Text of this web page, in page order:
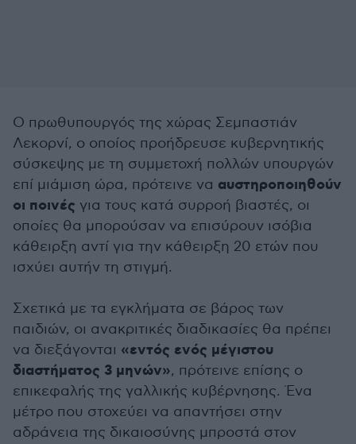
Ο πρωθυπουργός της χώρας Σεμπαστιάν
Λεκορνί, ο οποίος προήδρευσε κυβερνητικής
σύσκεψης με τη συμμετοχή πολλών υπουργών
επί μιάμιση ώρα, πρότεινε να αυστηροποιηθούν
οι ποινές για τους κατά συρροή βιαστές, οι
οποίες θα μπορούσαν να επισύρουν ισόβια
κάθειρξη αντί για την κάθειρξη 20 ετών που
ισχύει αυτήν τη στιγμή.
Σχετικά με τα εγκλήματα σε βάρος των
παιδιών, οι ανακριτικές διαδικασίες θα πρέπει
να διεξάγονται «εντός ενός μέγιστου
διαστήματος 3 μηνών», πρότεινε επίσης ο
επικεφαλής της γαλλικής κυβέρνησης. Ένα
μέτρο που στοχεύει να απαντήσει στην
αδράνεια της δικαιοσύνης μπροστά στον